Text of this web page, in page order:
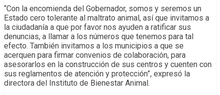
“Con la encomienda del Gobernador, somos y seremos un
Estado cero tolerante al maltrato animal, así que invitamos a
la ciudadanía a que por favor nos ayuden a ratificar sus
denuncias, a llamar a los números que tenemos para tal
efecto. También invitamos a los municipios a que se
acerquen para firmar convenios de colaboración, para
asesorarlos en la construcción de sus centros y cuenten con
sus reglamentos de atención y protección”, expresó la
directora del Instituto de Bienestar Animal.